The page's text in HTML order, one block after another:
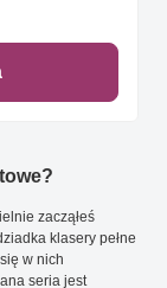
zacząłeś
klasery pełne
w nich
seria jest